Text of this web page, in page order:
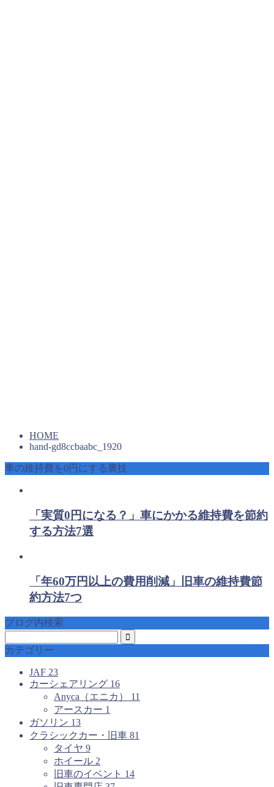
HOME
hand-gd8ccbaabc_1920
車の維持費を0円にする裏技
「実質0円になる？」車にかかる維持費を節約
する方法7選
「年60万円以上の費用削減」旧車の維持費節
約方法7つ
ブログ内検索
カテゴリー
JAF 23
カーシェアリング 16
Anyca（エニカ） 11
アースカー 1
ガソリン 13
クラシックカー・旧車 81
タイヤ 9
ホイール 2
旧車のイベント 14